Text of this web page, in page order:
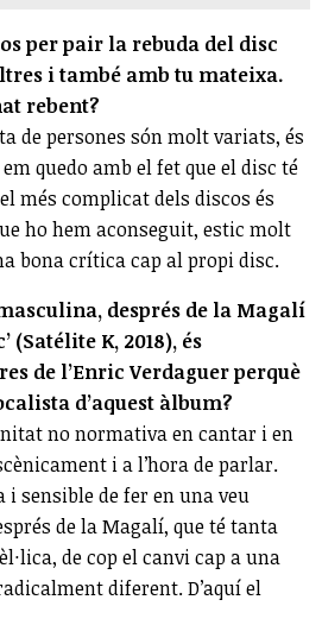
per pair la rebuda del disc
i també amb tu mateixa.
rebent?
de persones són molt variats, és
quedo amb el fet que el disc té
més complicat dels discos és
ho hem aconseguit, estic molt
bona crítica cap al propi disc.
després de la Magalí
(Satélite K, 2018), és
de l’Enric Verdaguer perquè
d’aquest àlbum?
no normativa en cantar i en
i a l’hora de parlar.
sensible de fer en una veu
de la Magalí, que té tanta
de cop el canvi cap a una
diferent. D’aquí el